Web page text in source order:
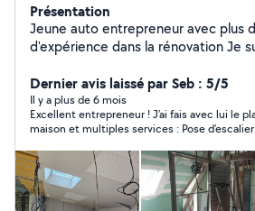
Présentation
Jeune auto entrepreneur avec plus
d'expérience dans la rénovation Je
ponctuel et minutieux alors n'hésitez
contacter par téléphone
Dernier avis laissé par Seb : 5/5
Il y a plus de 6 mois
Excellent entrepreneur ! J’ai fais avec lui le placos de toute ma
maison et multiples services : Pose d’escalier Agrandissement
qualité.